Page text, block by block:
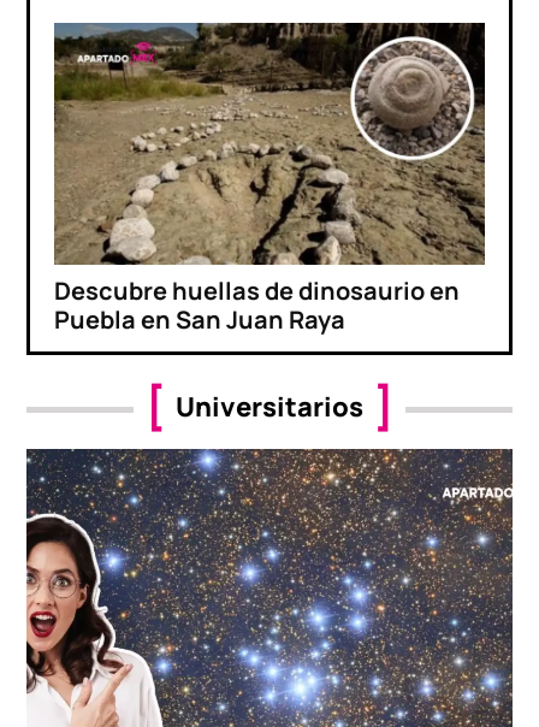
Descubre huellas de dinosaurio en
Puebla en San Juan Raya
Universitarios